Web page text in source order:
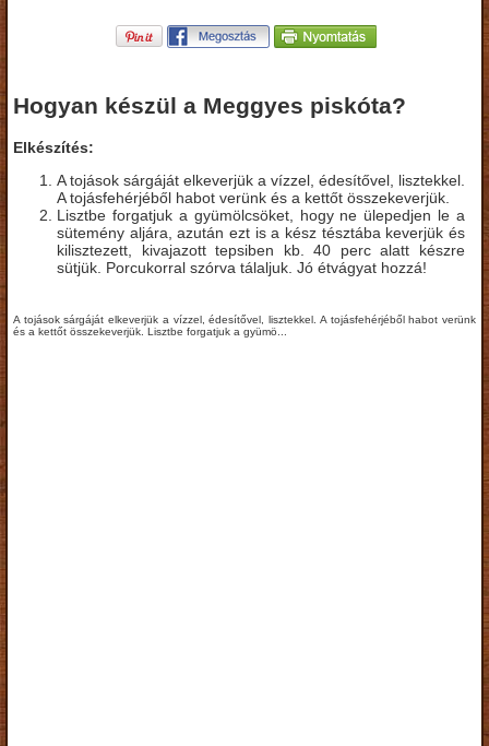
Hogyan készül a Meggyes piskóta?
Elkészítés:
A tojások sárgáját elkeverjük a vízzel, édesítővel, lisztekkel.
A tojásfehérjéből habot verünk és a kettőt összekeverjük.
Lisztbe forgatjuk a gyümölcsöket, hogy ne ülepedjen le a
sütemény aljára, azután ezt is a kész tésztába keverjük és
kilisztezett, kivajazott tepsiben kb. 40 perc alatt készre
sütjük. Porcukorral szórva tálaljuk. Jó étvágyat hozzá!
A tojások sárgáját elkeverjük a vízzel, édesítővel, lisztekkel. A tojásfehérjéből habot verünk
és a kettőt összekeverjük. Lisztbe forgatjuk a gyümö...